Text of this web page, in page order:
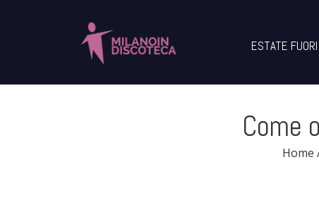
ESTATE
Come
Home